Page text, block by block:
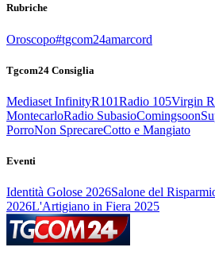
Rubriche
Oroscopo#tgcom24amarcord
Tgcom24 Consiglia
Mediaset InfinityR101Radio 105Virgin
MontecarloRadio SubasioComingsoon
PorroNon SprecareCotto e Mangiato
Eventi
Identità Golose 2026Salone del
2026L'Artigiano in Fiera 2025